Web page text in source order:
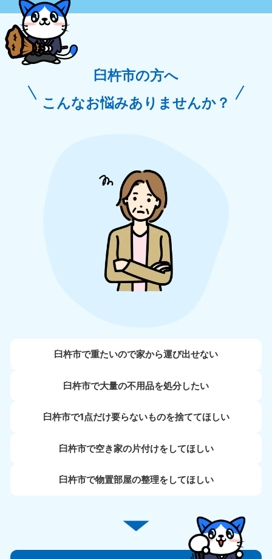
臼杵市の方へ
こんなお悩みありませんか？
臼杵市で重たいので家から運び出せない
臼杵市で大量の不用品を処分したい
臼杵市で1点だけ要らないものを捨ててほしい
臼杵市で空き家の片付けをしてほしい
臼杵市で物置部屋の整理をしてほしい